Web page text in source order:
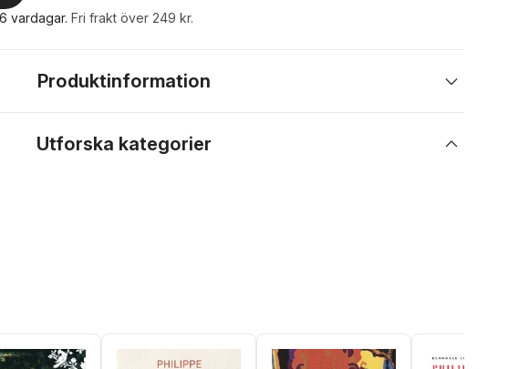
vardagar. Fri frakt över 249 kr.
Produktinformation
Utforska kategorier